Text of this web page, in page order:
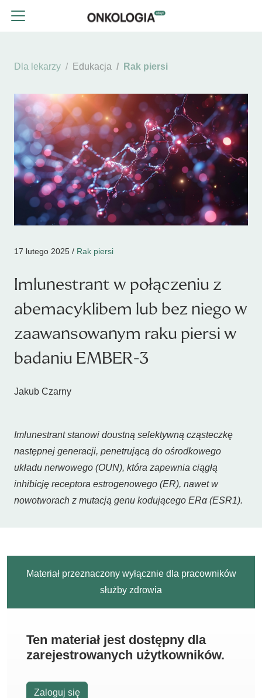
Dla lekarzy Edukacja Rak piersi
17 lutego 2025 / Rak piersi
Imlunestrant w połączeniu z
abemacyklibem lub bez niego w
zaawansowanym raku piersi w
badaniu EMBER-3
Jakub Czarny
Imlunestrant stanowi doustną selektywną cząsteczkę
następnej generacji, penetrującą do ośrodkowego
układu nerwowego (OUN), która zapewnia ciągłą
inhibicję receptora estrogenowego (ER), nawet w
nowotworach z mutacją genu kodującego ERα (ESR1).
Materiał przeznaczony wyłącznie dla pracowników
służby zdrowia
Ten materiał jest dostępny dla
zarejestrowanych użytkowników.
Zaloguj się